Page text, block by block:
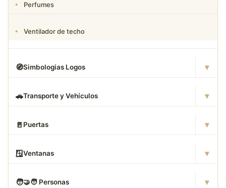
Perfumes
Ventilador de techo
🧭Simbologias Logos ▾
🚗Transporte y Vehículos ▾
🚪 Puertas ▾
🪟Ventanas ▾
🧑‍🤝‍🧑 Personas ▾